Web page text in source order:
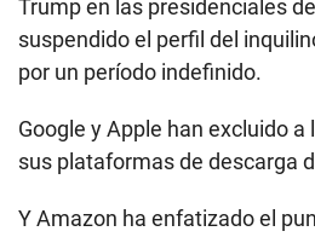
Trump en las presidenciales
suspendido el perfil del
por un período indefinido.
Google y Apple han excluido a
sus plataformas de descarga
Y Amazon ha enfatizado el